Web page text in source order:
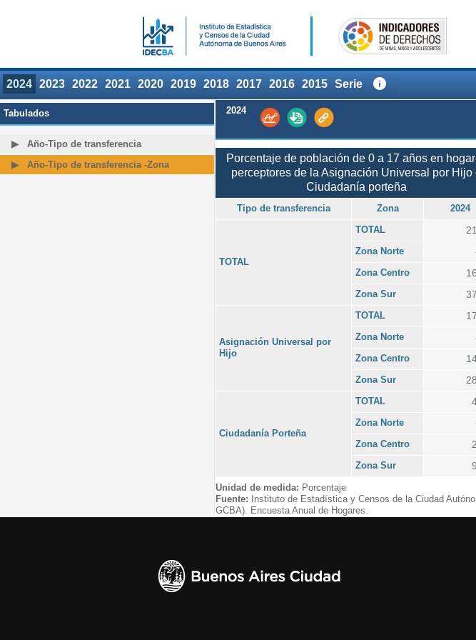
2024 2023 2022 2021 2020 2019 2018 2017 2016 2015 Serie
Tabulados
Año-Tipo de transferencia
Año-Tipo de transferencia -Zona
2024
Porcentaje de población de 0 a 17 años en
perceptores de la Asignación Universal por Hijo
Ciudadanía porteña
Tipo de transferencia Zona 2024
TOTAL
TOTAL
Zona Norte
Zona Centro
Zona Sur
Asignación Universal por
Hijo
TOTAL
Zona Norte
Zona Centro
Zona Sur
Ciudadanía Porteña
TOTAL
Zona Norte
Zona Centro
Zona Sur
Unidad de medida: Porcentaje
Fuente: Instituto de Estadística y Censos de la Ciudad
GCBA). Encuesta Anual de Hogares.